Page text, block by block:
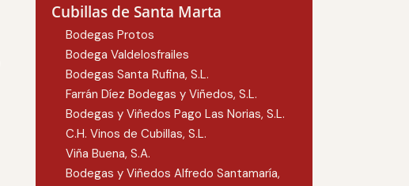
Cubillas de Santa Marta
Bodegas Protos
Bodega Valdelosfrailes
Bodegas Santa Rufina, S.L.
Farrán Díez Bodegas y Viñedos, S.L.
Bodegas y Viñedos Pago Las Norias, S.L.
C.H. Vinos de Cubillas, S.L.
Viña Buena, S.A.
Bodegas y Viñedos Alfredo Santamaría,